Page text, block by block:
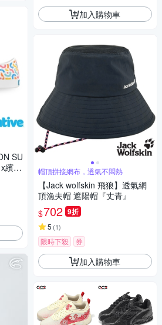
SU
繽紛
加入購物車
帽頂拼接網布，透氣不悶熱
【Jack wolfskin 飛狼】透氣網
頂漁夫帽 遮陽帽『丈青』
$702 9折
5 (1)
限時下殺 券
加入購物車